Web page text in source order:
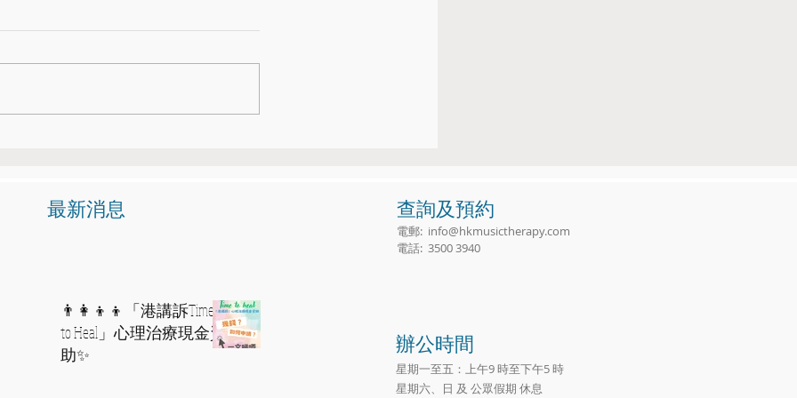
​最新消息
👨‍👩‍👦‍👦「港講訴Time
to Heal」心理治療現金資
助✨
查詢及預約
電郵: info@hkmusictherapy.com
電話: 3500 3940
辦公時間
星期一至五：上午9 時至下午5 時
星期六、日 及 公眾假期 休息​